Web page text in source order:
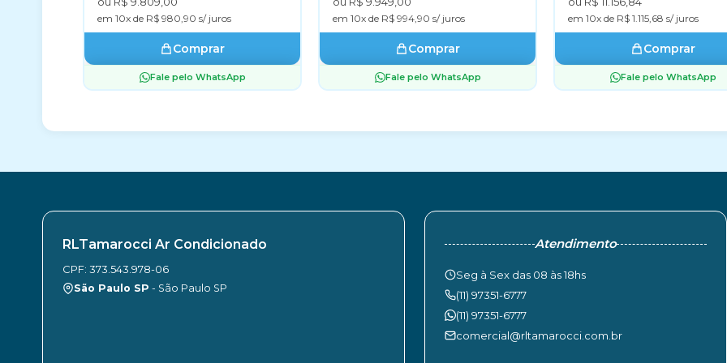
em 10x de R$ 980,90 s/ juros
Comprar
Fale pelo WhatsApp
em 10x de R$ 994,90 s/ juros
Comprar
Fale pelo WhatsApp
em 10x de R$ 1.115,68 s/ juros
Comprar
Fale pelo WhatsApp
RLTamarocci Ar Condicionado
CPF: 373.543.978-06
São Paulo SP - São Paulo SP
Atendimento
Seg à Sex das 08 às 18hs
(11) 97351-6777
(11) 97351-6777
comercial@rltamarocci.com.br